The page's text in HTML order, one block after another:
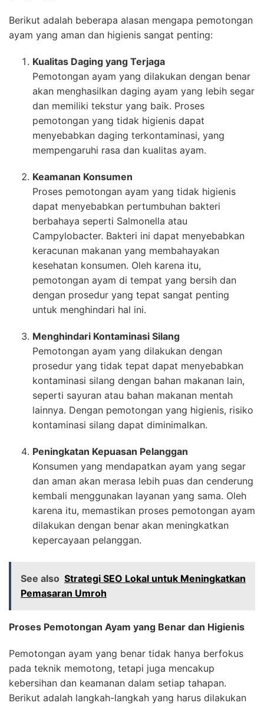
Berikut adalah beberapa alasan mengapa pemotongan
ayam yang aman dan higienis sangat penting:
Kualitas Daging yang Terjaga
Pemotongan ayam yang dilakukan dengan benar
akan menghasilkan daging ayam yang lebih segar
dan memiliki tekstur yang baik. Proses
pemotongan yang tidak higienis dapat
menyebabkan daging terkontaminasi, yang
mempengaruhi rasa dan kualitas ayam.
Keamanan Konsumen
Proses pemotongan ayam yang tidak higienis
dapat menyebabkan pertumbuhan bakteri
berbahaya seperti Salmonella atau
Campylobacter. Bakteri ini dapat menyebabkan
keracunan makanan yang membahayakan
kesehatan konsumen. Oleh karena itu,
pemotongan ayam di tempat yang bersih dan
dengan prosedur yang tepat sangat penting
untuk menghindari hal ini.
Menghindari Kontaminasi Silang
Pemotongan ayam yang dilakukan dengan
prosedur yang tidak tepat dapat menyebabkan
kontaminasi silang dengan bahan makanan lain,
seperti sayuran atau bahan makanan mentah
lainnya. Dengan pemotongan yang higienis, risiko
kontaminasi silang dapat diminimalkan.
Peningkatan Kepuasan Pelanggan
Konsumen yang mendapatkan ayam yang segar
dan aman akan merasa lebih puas dan cenderung
kembali menggunakan layanan yang sama. Oleh
karena itu, memastikan proses pemotongan ayam
dilakukan dengan benar akan meningkatkan
kepercayaan pelanggan.
See also Strategi SEO Lokal untuk Meningkatkan
Pemasaran Umroh
Proses Pemotongan Ayam yang Benar dan Higienis
Pemotongan ayam yang benar tidak hanya berfokus
pada teknik memotong, tetapi juga mencakup
kebersihan dan keamanan dalam setiap tahapan.
Berikut adalah langkah-langkah yang harus dilakukan